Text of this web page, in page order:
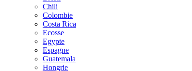
Chili
Colombie
Costa Rica
Ecosse
Egypte
Espagne
Guatemala
Hongrie